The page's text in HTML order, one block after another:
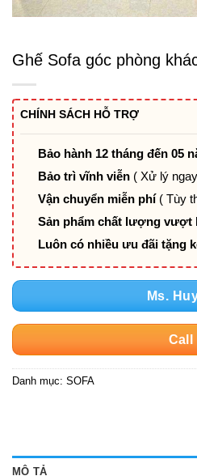
Ghế Sofa góc phòng
CHÍNH SÁCH HỖ TRỢ
Bảo hành 12 tháng đến 05
Bảo trì vĩnh viễn ( Xử lý
Vận chuyển miễn phí ( Tùy
Sản phẩm chất lượng vượt
Luôn có nhiều ưu đãi tặng
Ms.
Call
Danh mục: SOFA
MÔ TẢ